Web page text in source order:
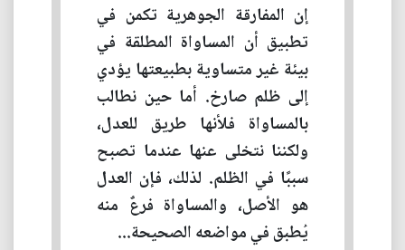
إن المفارقة الجوهرية تكمن في
تطبيق أن المساواة المطلقة في
بيئة غير متساوية بطبيعتها يؤدي
إلى ظلم صارخ. أما حين نطالب
بالمساواة فلأنها طريق للعدل،
ولكننا نتخلى عنها عندما تصبح
سببًا في الظلم. لذلك، فإن العدل
هو الأصل، والمساواة فرعٌ منه
يُطبق في مواضعه الصحيحة...